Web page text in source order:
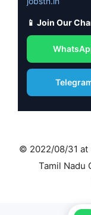
📱 Join Our
© 2022/08/31 at
Tamil Nadu